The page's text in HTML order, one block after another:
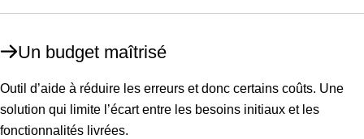
Un budget maîtrisé
Outil d’aide à réduire les erreurs et donc certains coûts. Une
solution qui limite l’écart entre les besoins initiaux et les
fonctionnalités livrées.